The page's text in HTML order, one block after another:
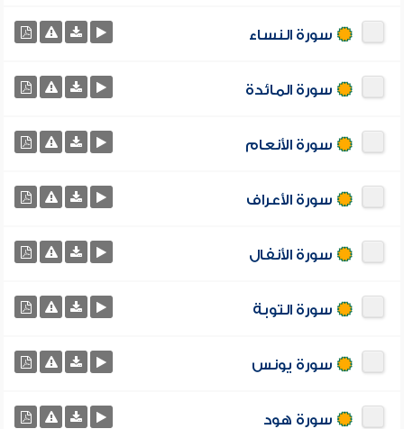
سورة النساء
سورة المائدة
سورة الأنعام
سورة الأعراف
سورة الأنفال
سورة التوبة
سورة يونس
سورة هود